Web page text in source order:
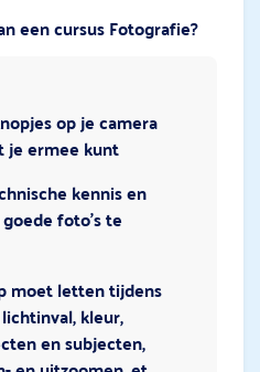
een cursus Fotografie?
op je camera
je ermee kunt
kennis en
foto’s te
moet letten tijdens
kleur,
en subjecten,